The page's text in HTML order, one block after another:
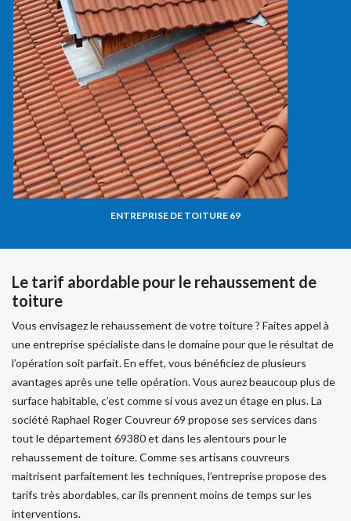
ENTREPRISE DE TOITURE 69
Le tarif abordable pour le rehaussement de
toiture
Vous envisagez le rehaussement de votre toiture ? Faites appel à
une entreprise spécialiste dans le domaine pour que le résultat de
l’opération soit parfait. En effet, vous bénéficiez de plusieurs
avantages après une telle opération. Vous aurez beaucoup plus de
surface habitable, c’est comme si vous avez un étage en plus. La
société Raphael Roger Couvreur 69 propose ses services dans
tout le département 69380 et dans les alentours pour le
rehaussement de toiture. Comme ses artisans couvreurs
maitrisent parfaitement les techniques, l’entreprise propose des
tarifs très abordables, car ils prennent moins de temps sur les
interventions.